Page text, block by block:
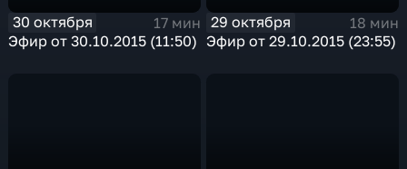
30 октября
17 мин
Эфир от 30.10.2015 (11:50)
29 октября
18 мин
Эфир от 29.10.2015 (23:55)